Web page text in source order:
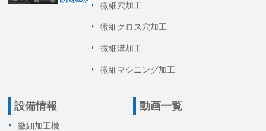
微細穴加工
微細クロス穴加工
微細溝加工
微細マシニング加工
設備情報
微細加工機
動画一覧